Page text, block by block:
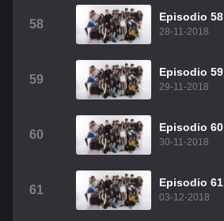
58
Episodio 58
28-11-2018
59
Episodio 59
29-11-2018
60
Episodio 60
30-11-2018
61
Episodio 61
03-12-2018